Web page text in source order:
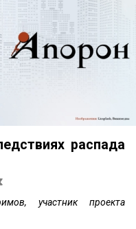
распада
участник проекта